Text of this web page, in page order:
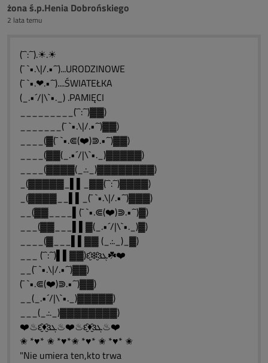
żona ś.p.Henia Dobrońskiego
2 lata temu
(¯`:´¯).☀.☀
(¯ `•.\|/.•´¯)...URODZINOWE
(¯ `•.❤.•´¯)....ŚWIATEŁKA
(_.•´/|\`•._) .PAMIĘCI
_________(¯`:´¯)▓▓)
_______(¯ `•.\|/.•´¯)▓▓)
____(▓(¯ `•.⋐(❤️)⋑.•´¯)▓▓)
____(▓▓(_.•´/|\`•._)▓▓▓▓▓)
____(▓▓▓▓(_.:._)▓▓▓▓▓▓▓▓)
_(▓▓▓▓▓_▌▌_▓▓(¯`:´¯)▓▓▓▓)
_(▓▓▓▓__▌▌_(¯ `•.\|/.•´¯)▓▓▓)
__(▓▓____▌(¯ `•.⋐(❤️)⋑.•´¯)▓)
___(▓▓___▌▌▓(_.•´/|\`•._)▓)
____(▓___▌▌▓▓ (_.:._)_▓)
___ (¯`:´¯)▌▌▓▓)ԑ̮̑❄️̮̑ɜܓ☘️❤️
__(¯ `•.\|/.•´¯)▓▓)
(¯ `•.⋐(❤️)⋑.•´¯)▓▓)
__(_.•´/|\`•._)▓▓▓▓▓)
___(_.:._)▓▓▓▓▓▓▓▓)
❤️♨ԑ̮̑♦̮̑ɜܓ♨❤️♨ԑ̮̑♦̮̑ɜܓ♨❤️
✬ *♥* ✬ *♥*✬ *♥* ✬ *♥* ✬
"Nie umiera ten,kto trwa